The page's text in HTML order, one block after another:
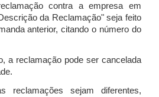
contra a empresa em
da Reclamação" seja feito
anterior, citando o número do
a reclamação pode ser cancelada
reclamações sejam diferentes,